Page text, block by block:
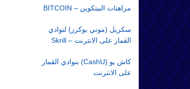
مراهنات البيتكوين – BITCOIN
سكريل (موني بوكرز) لنوادي
القمار على الانترنت – Skrill
كاش يو (CashU) بنوادي القمار
على الانترنت